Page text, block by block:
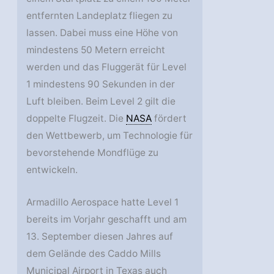
entfernten Landeplatz fliegen zu
lassen. Dabei muss eine Höhe von
mindestens 50 Metern erreicht
werden und das Fluggerät für Level
1 mindestens 90 Sekunden in der
Luft bleiben. Beim Level 2 gilt die
doppelte Flugzeit. Die NASA fördert
den Wettbewerb, um Technologie für
bevorstehende Mondflüge zu
entwickeln.
Armadillo Aerospace hatte Level 1
bereits im Vorjahr geschafft und am
13. September diesen Jahres auf
dem Gelände des Caddo Mills
Municipal Airport in Texas auch